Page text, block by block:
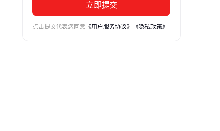
立即提交
点击提交代表您同意 《用户服务协议》 《隐私政策》